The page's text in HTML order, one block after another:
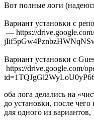
Вот полные логи
Вариант установки с
— https://
Вариант установки с
https://drive.google.com/
оба лога делались на
до установки, после
для одного из вариантов,